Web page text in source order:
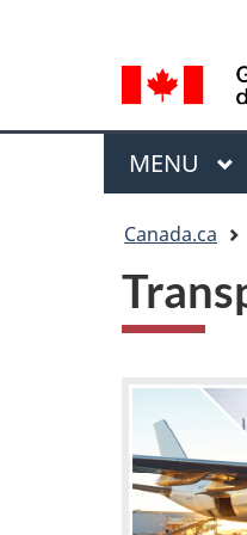
de
la
langue
Menu
MENU
Canada.ca